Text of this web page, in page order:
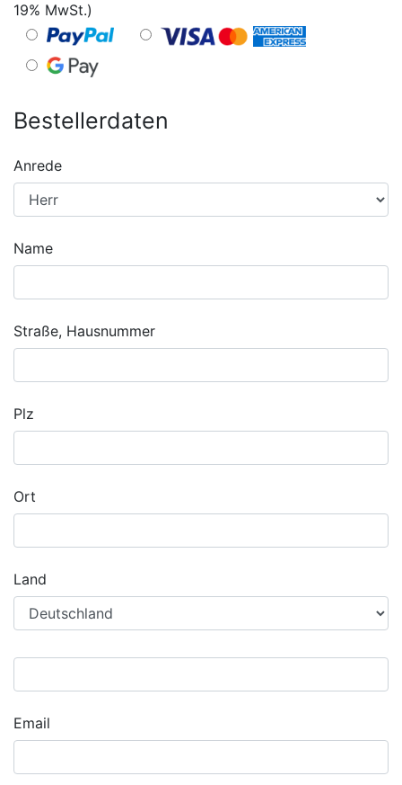
19% MwSt.)
Bestellerdaten
Anrede
Name
Straße, Hausnummer
Plz
Ort
Land
Email